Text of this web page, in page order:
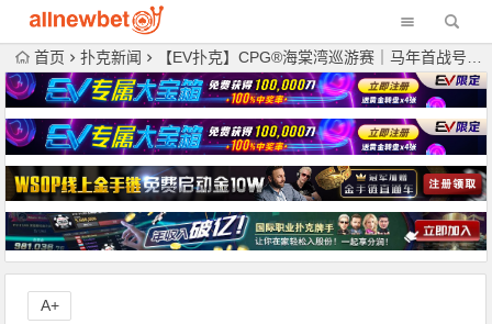
首页 扑克新闻 【EV扑克】CPG®海棠湾巡游赛｜马年首战号角响起！主赛第一轮A组502人奋战157人晋级，徐玥熙38.1万记分牌一骑绝尘
A+